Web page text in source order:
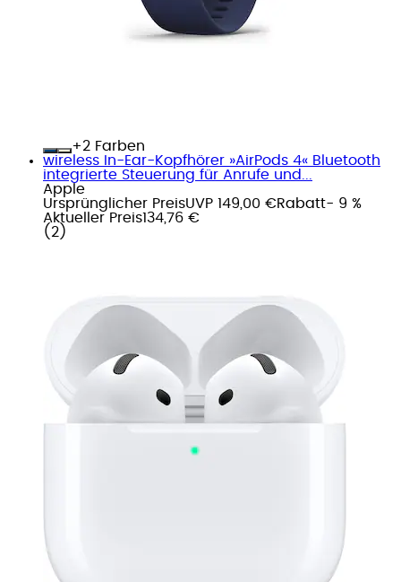
+
Farben
wireless In-Ear-Kopfhörer »AirPods 4« Bluetooth
integrierte Steuerung für Anrufe und...
Apple
Ursprünglicher PreisUVP 149,00 €Rabatt- 9 %
Aktueller Preis134,76 €
( 2 )